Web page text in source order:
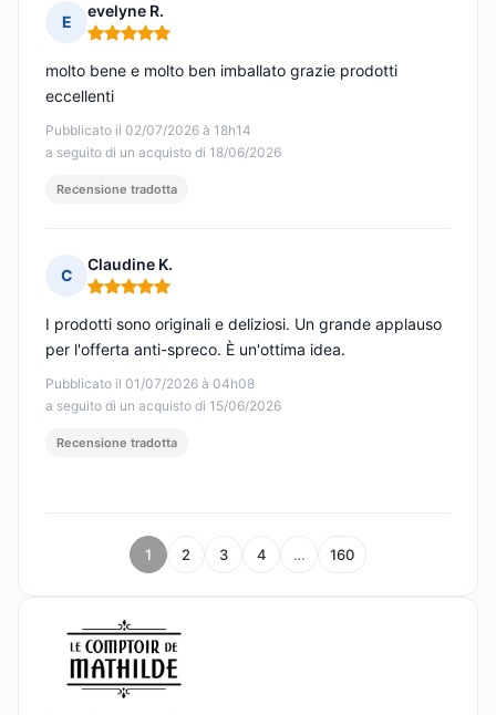
E
evelyne R.
Nota: 5 su 5
Pubblicato il 02/07/2026 à 18h14
a seguito di un acquisto di 18/06/2026
molto bene e molto ben imballato grazie prodotti
eccellenti
Recensione tradotta
C
Claudine K.
Nota: 5 su 5
Pubblicato il 01/07/2026 à 04h08
a seguito di un acquisto di 15/06/2026
I prodotti sono originali e deliziosi. Un grande applauso
per l'offerta anti-spreco. È un'ottima idea.
Recensione tradotta
1 2 3 4 … 160